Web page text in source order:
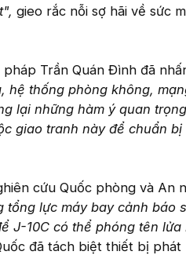
gieo rắc nỗi sợ hãi về sức
Trần Quán Đình đã
hệ thống phòng không,
lại những hàm ý quan
giao tranh này để chuẩn bị
cứu Quốc phòng và An
tổng lực máy bay cảnh báo
J-10C có thể phóng tên lửa
đã tách biệt thiết bị phát